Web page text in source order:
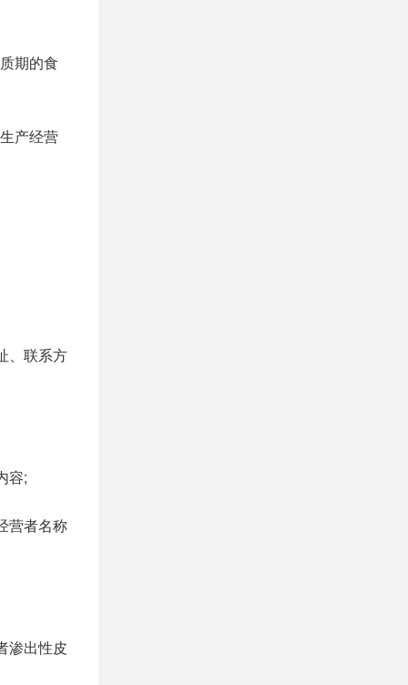
期的食
产经营
、联系方
容;
营者名称
渗出性皮